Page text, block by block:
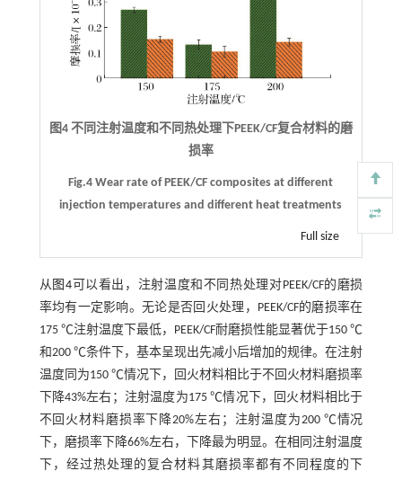
图4 不同注射温度和不同热处理下PEEK/CF复合材料的磨
损率
Fig.4 Wear rate of PEEK/CF composites at different
injection temperatures and different heat treatments
Full size
从图4可以看出，注射温度和不同热处理对PEEK/CF的磨损
率均有一定影响。无论是否回火处理，PEEK/CF的磨损率在
175 ℃注射温度下最低，PEEK/CF耐磨损性能显著优于150 ℃
和200 ℃条件下，基本呈现出先减小后增加的规律。在注射
温度同为150 ℃情况下，回火材料相比于不回火材料磨损率
下降43%左右；注射温度为175 ℃情况下，回火材料相比于
不回火材料磨损率下降20%左右；注射温度为200 ℃情况
下，磨损率下降66%左右，下降最为明显。在相同注射温度
下，经过热处理的复合材料其磨损率都有不同程度的下